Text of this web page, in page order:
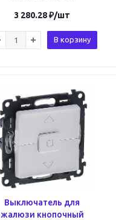
3 280.28₽/шт
В корзину
Выключатель для
жалюзи кнопочный